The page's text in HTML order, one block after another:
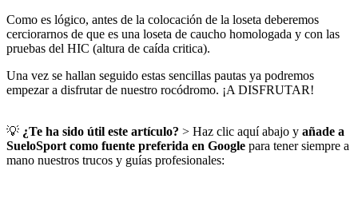
Como es lógico, antes de la colocación de la loseta deberemos
cerciorarnos de que es una loseta de caucho homologada y con las
pruebas del HIC (altura de caída critica).
Una vez se hallan seguido estas sencillas pautas ya podremos
empezar a disfrutar de nuestro rocódromo. ¡A DISFRUTAR!
💡 ¿Te ha sido útil este artículo? > Haz clic aquí abajo y añade a
SueloSport como fuente preferida en Google para tener siempre a
mano nuestros trucos y guías profesionales: